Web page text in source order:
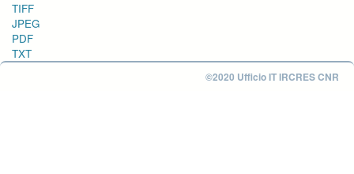
TIFF
JPEG
PDF
TXT
©2020 Ufficio IT IRCRES CNR